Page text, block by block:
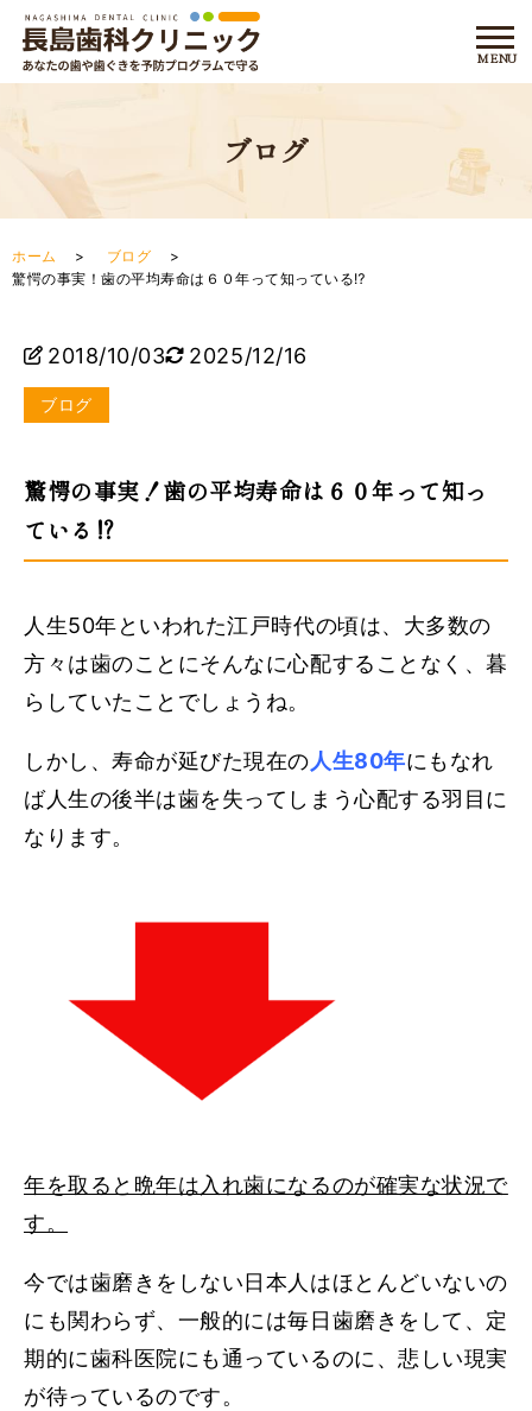
ブログ
ホーム
ブログ
驚愕の事実！歯の平均寿命は６０年って知っている⁉
2018/10/03 2025/12/16
ブログ
驚愕の事実！歯の平均寿命は６０年って知っ
ている⁉
人生50年といわれた江戸時代の頃は、大多数の
方々は歯のことにそんなに心配することなく、暮
らしていたことでしょうね。
しかし、寿命が延びた現在の人生80年にもなれ
ば人生の後半は歯を失ってしまう心配する羽目に
なります。
年を取ると晩年は入れ歯になるのが確実な状況で
す。
今では歯磨きをしない日本人はほとんどいないの
にも関わらず、一般的には毎日歯磨きをして、定
期的に歯科医院にも通っているのに、悲しい現実
が待っているのです。